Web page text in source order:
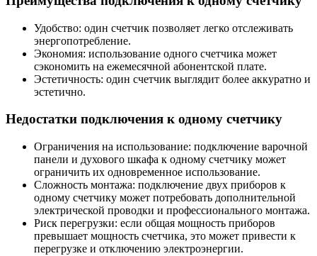
Удобство: один счетчик позволяет легко отслеживать
энергопотребление.
Экономия: использование одного счетчика может
сэкономить на ежемесячной абонентской плате.
Эстетичность: один счетчик выглядит более аккуратно и
эстетично.
Недостатки подключения к одному счетчику
Ограничения на использование: подключение варочной
панели и духового шкафа к одному счетчику может
ограничить их одновременное использование.
Сложность монтажа: подключение двух приборов к
одному счетчику может потребовать дополнительной
электрической проводки и профессионального монтажа.
Риск перегрузки: если общая мощность приборов
превышает мощность счетчика, это может привести к
перегрузке и отключению электроэнергии.